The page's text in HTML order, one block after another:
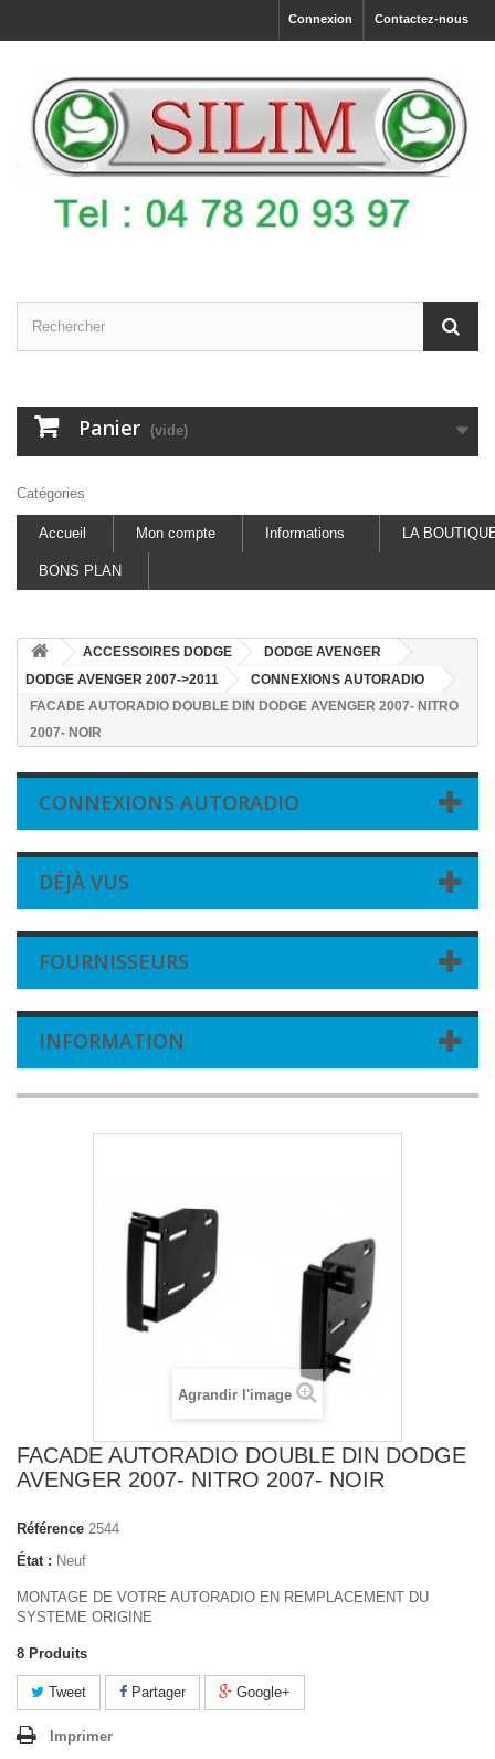
Contactez-nous
Connexion
Panier (vide)
Catégories
Accueil Mon compte Informations LA
BONS PLAN
ACCESSOIRES DODGE
DODGE AVENGER
DODGE AVENGER 2007->2011
CONNEXIONS AUTORADIO
FACADE AUTORADIO DOUBLE DIN DODGE AVENGER 2007- NITRO
2007- NOIR
CONNEXIONS AUTORADIO
DÉJÀ VUS
FOURNISSEURS
INFORMATION
Agrandir l'image
FACADE AUTORADIO DOUBLE DIN DODGE
AVENGER 2007- NITRO 2007- NOIR
Référence 2544
État : Neuf
MONTAGE DE VOTRE AUTORADIO EN REMPLACEMENT DU
SYSTEME ORIGINE
8 Produits
Tweet Partager Google+
Imprimer